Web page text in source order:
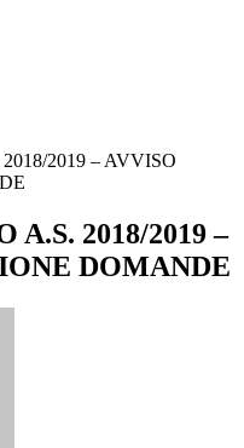
2019 – AVVISO
A.S. 2018/2019 –
DOMANDE